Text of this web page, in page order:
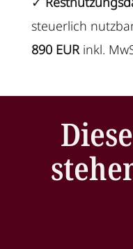
steuerlich
890 EUR inkl.